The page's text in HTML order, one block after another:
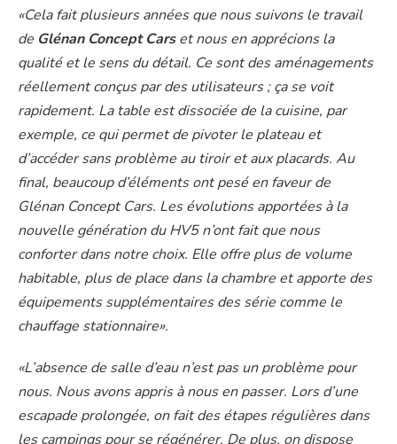
«Cela fait plusieurs années que nous suivons le travail
de Glénan Concept Carset nous en apprécions la
qualité et le sens du détail. Ce sont des aménagements
réellement conçus par des utilisateurs ; ça se voit
rapidement. La table est dissociée de la cuisine, par
exemple, ce qui permet de pivoter le plateau et
d’accéder sans problème au tiroir et aux placards. Au
final, beaucoup d’éléments ont pesé en faveur de
Glénan Concept Cars. Les évolutions apportées à la
nouvelle génération du HV5 n’ont fait que nous
conforter dans notre choix. Elle offre plus de volume
habitable, plus de place dans la chambre et apporte des
équipements supplémentaires des série comme le
chauffage stationnaire».
«L’absence de salle d’eau n’est pas un problème pour
nous. Nous avons appris à nous en passer. Lors d’une
escapade prolongée, on fait des étapes régulières dans
les campings pour se régénérer. De plus, on dispose